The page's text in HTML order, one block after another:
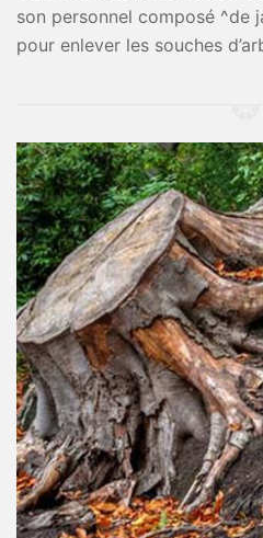
son personnel composé ^de
pour enlever les souches